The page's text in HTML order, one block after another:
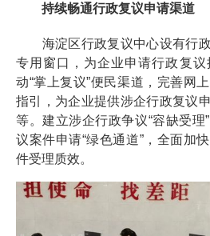
持续畅通行政复议申请渠道
海淀区行政复议中心设有行政
专用窗口，为企业申请行政复
动“掌上复议”便民渠道，完善网
指引，为企业提供涉企行政复议
等。建立涉企行政争议“容缺受理
议案件申请“绿色通道”，全面加
件受理质效。